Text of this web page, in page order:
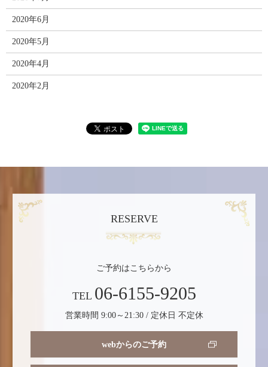
2020年6月
2020年5月
2020年4月
2020年2月
RESERVE
ご予約はこちらから
TEL 06-6155-9205
営業時間 9:00～21:30 / 定休日 不定休
webからのご予約